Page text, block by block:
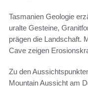
Tasmanien Geologie
uralte Gesteine,
prägen die Landschaft.
Cave zeigen
Zu den
Mountain Aussicht am